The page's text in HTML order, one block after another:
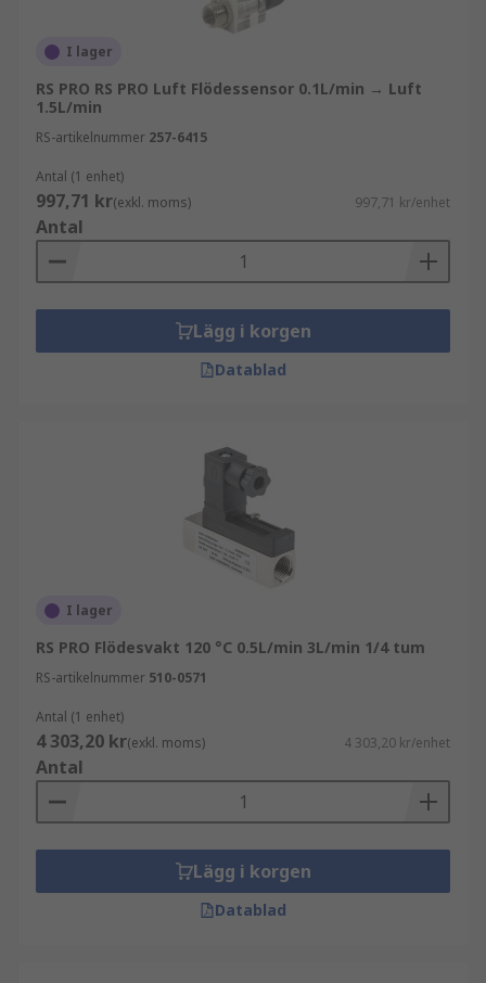
I lager
RS PRO RS PRO Luft Flödessensor 0.1L/min → Luft
1.5L/min
RS-artikelnummer 257-6415
Antal (1 enhet)
997,71 kr(exkl. moms) 997,71 kr/enhet
Antal
Lägg i korgen
Datablad
I lager
RS PRO Flödesvakt 120 °C 0.5L/min 3L/min 1/4 tum
RS-artikelnummer 510-0571
Antal (1 enhet)
4 303,20 kr(exkl. moms) 4 303,20 kr/enhet
Antal
Lägg i korgen
Datablad